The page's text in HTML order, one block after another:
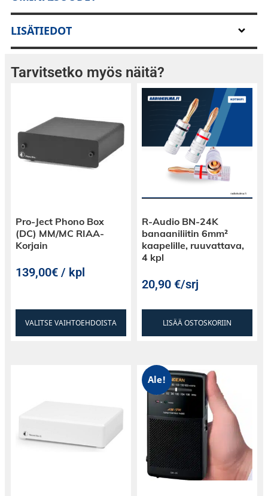
Polk Audio V60 In-ceiling kaiutin
Polk Audio V60 on laadukas kattokaiutin
huomaamattomalla, valkoisella ritilällä.
Koaksiaalikaiuttimessa on 6,5" midbasso sekä
0,75" diskantti. Midbasson polypropyleenikartio
on erittäin kevyt, ja sen avulla kaiutin tuottaa
selkeää keskiääntä ja iskevää bassoa
tehokkaasti.
Tekniset tiedot:
- Kaiuttimen tyyppi: kattoon asennettava
- Kaiutinelementit: 6,5" midbassokaiutin
polypropyleenikartiolla, 0,75"
- Taajuusvaste: 33 Hz - 27 kHz
- Suositeltu vahvistinteho: 10-100 W
- Kullatut kaiutinterminaalit
LISÄTIEDOT
Tarvitsetko myös näitä?
Pro-Ject Phono Box
(DC) MM/MC RIAA-
Korjain
139,00€ / kpl
VALITSE VAIHTOEHDOISTA
R-Audio BN-24K
banaaniliitin 6mm²
kaapelille, ruuvattava,
4 kpl
20,90€/srj
LISÄÄ OSTOSKORIIN
Ale!